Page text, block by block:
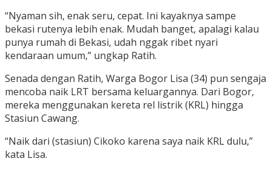
“Nyaman sih, enak seru, cepat. Ini kayaknya sampe
bekasi rutenya lebih enak. Mudah banget, apalagi kalau
punya rumah di Bekasi, udah nggak ribet nyari
kendaraan umum,” ungkap Ratih.
Senada dengan Ratih, Warga Bogor Lisa (34) pun sengaja
mencoba naik LRT bersama keluargannya. Dari Bogor,
mereka menggunakan kereta rel listrik (KRL) hingga
Stasiun Cawang.
“Naik dari (stasiun) Cikoko karena saya naik KRL dulu,”
kata Lisa.